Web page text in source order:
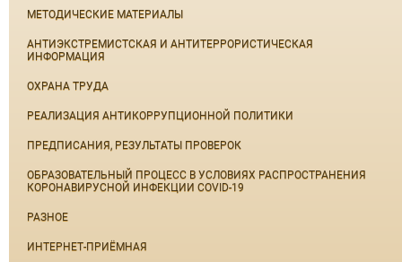
МЕТОДИЧЕСКИЕ МАТЕРИАЛЫ
АНТИЭКСТРЕМИСТСКАЯ И АНТИТЕРРОРИСТИЧЕСКАЯ
ИНФОРМАЦИЯ
ОХРАНА ТРУДА
РЕАЛИЗАЦИЯ АНТИКОРРУПЦИОННОЙ ПОЛИТИКИ
ПРЕДПИСАНИЯ, РЕЗУЛЬТАТЫ ПРОВЕРОК
ОБРАЗОВАТЕЛЬНЫЙ ПРОЦЕСС В УСЛОВИЯХ РАСПРОСТРАНЕНИЯ
КОРОНАВИРУСНОЙ ИНФЕКЦИИ COVID-19
РАЗНОЕ
ИНТЕРНЕТ-ПРИЁМНАЯ